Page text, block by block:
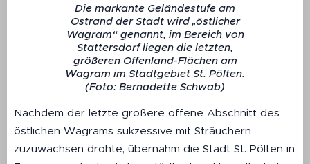
Die markante Geländestufe am
Ostrand der Stadt wird „östlicher
Wagram“ genannt, im Bereich von
Stattersdorf liegen die letzten,
größeren Offenland-Flächen am
Wagram im Stadtgebiet St. Pölten.
(Foto: Bernadette Schwab)
Nachdem der letzte größere offene Abschnitt des
östlichen Wagrams sukzessive mit Sträuchern
zuzuwachsen drohte, übernahm die Stadt St. Pölten in